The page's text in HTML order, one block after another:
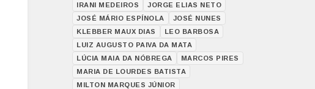
IRANI MEDEIROS
JORGE ELIAS NETO
JOSÉ MÁRIO ESPÍNOLA
JOSÉ NUNES
KLEBBER MAUX DIAS
LEO BARBOSA
LUIZ AUGUSTO PAIVA DA MATA
LÚCIA MAIA DA NÓBREGA
MARCOS PIRES
MARIA DE LOURDES BATISTA
MILTON MARQUES JÚNIOR